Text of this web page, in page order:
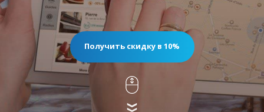
Получить скидку в 10%